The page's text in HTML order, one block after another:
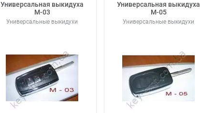
Универсальная выкидуха
М-03
Универсальные выкидухи
Универсальная выкидуха
М-05
Универсальные выкидухи